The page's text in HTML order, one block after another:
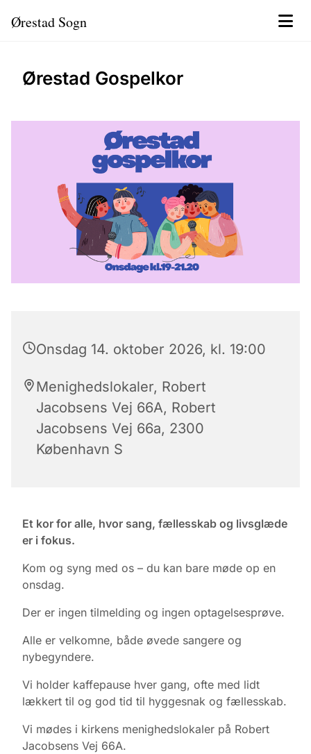
Ørestad Sogn
Ørestad Gospelkor
Onsdag 14. oktober 2026, kl. 19:00
Menighedslokaler, Robert
Jacobsens Vej 66A, Robert
Jacobsens Vej 66a, 2300
København S
Et kor for alle, hvor sang, fællesskab og livsglæde
er i fokus.
Kom og syng med os – du kan bare møde op en
onsdag.
Der er ingen tilmelding og ingen optagelsesprøve.
Alle er velkomne, både øvede sangere og
nybegyndere.
Vi holder kaffepause hver gang, ofte med lidt
lækkert til og god tid til hyggesnak og fællesskab.
Vi mødes i kirkens menighedslokaler på Robert
Jacobsens Vej 66A.